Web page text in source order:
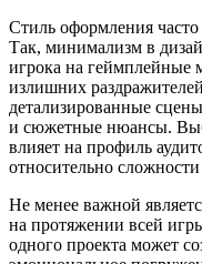
Стиль оформления
Так, минимализм в
игрока на геймплейные
излишних
детализированные
и сюжетные нюансы.
влияет на профиль
относительно
Не менее важной
на протяжении всей
одного проекта может